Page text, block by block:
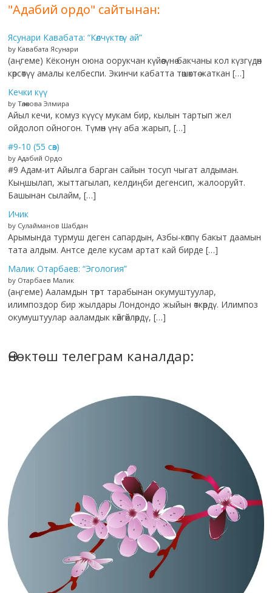
"Адабий ордо" сайтынан:
Ясунари Кавабата: “Көлчүктөгү ай”
by Кавабата Ясунари
(аңгеме) Кёконун оюна оорукчан күйөөсүнө бакчаны кол күзгүдөн
көрсөтүү амалы келбеспи. Экинчи кабатта төшөктө жаткан […]
Кечки күү
by Төлөкова Элмира
Айыл кечи, комуз күүсү мукам бир, кылын тартып жел
ойдолоп ойногон. Түмөн үнү аба жарып, […]
#9-10 (55 сөз)
by Адабий Ордо
#9 Адам-ит Айылга барган сайын тосуп чыгат алдыман.
Кыңшылап, жыттагылап, келдиңби дегенсип, жалооруйт.
Башынан сылайм, […]
Ичик
by Сулайманов Шабдан
Арымында турмуш деген сапардын, Азбы-көппү бакыт даамын
тата алдым. Антсе деле кусам артат кай бирде […]
Малик Отарбаев: “Эгология”
by Отарбаев Малик
(аңгеме) Ааламдын төрт тарабынан окумуштуулар,
илимпоздор бир жылдары Лондондо жыйын өткөрдү. Илимпоз
окумуштуулар ааламдык көйгөйлөрдү, […]
Өнөктөш телеграм каналдар: